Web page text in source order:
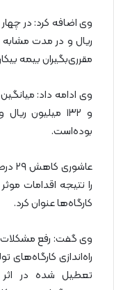
مقرری‌بگیران بیمه
بوده‌است.
را نتیجه اقدامات
کارگاه‌ها عنوان کرد.
وی گفت: رفع مشکلات
راه‌اندازی
تعطیل شده در